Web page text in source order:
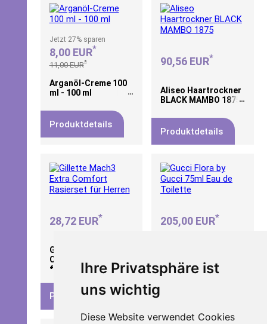
Ihre Privatsphäre ist
uns wichtig
Diese Website verwendet Cookies
Jetzt 27%sparen
8,00 EUR*
11,00 EUR*
Arganöl-Creme 100
ml - 100 ml
Produktdetails
90,56 EUR*
Aliseo Haartrockner
BLACK MAMBO 1875
Produktdetails
28,72 EUR*
Gillette Mach3 Extra
Comfort Rasierset
für Herren
Produktdetails
205,00 EUR*